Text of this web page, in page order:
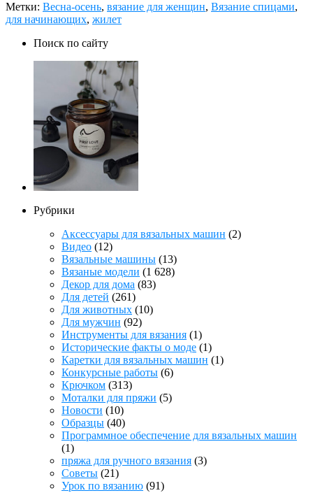
Метки: Весна-осень, вязание для женщин, Вязание спицами,
для начинающих, жилет
Поиск по сайту
Рубрики
Аксессуары для вязальных машин (2)
Видео (12)
Вязальные машины (13)
Вязаные модели (1 628)
Декор для дома (83)
Для детей (261)
Для животных (10)
Для мужчин (92)
Инструменты для вязания (1)
Исторические факты о моде (1)
Каретки для вязальных машин (1)
Конкурсные работы (6)
Крючком (313)
Моталки для пряжи (5)
Новости (10)
Образцы (40)
Программное обеспечение для вязальных машин
(1)
пряжа для ручного вязания (3)
Советы (21)
Урок по вязанию (91)